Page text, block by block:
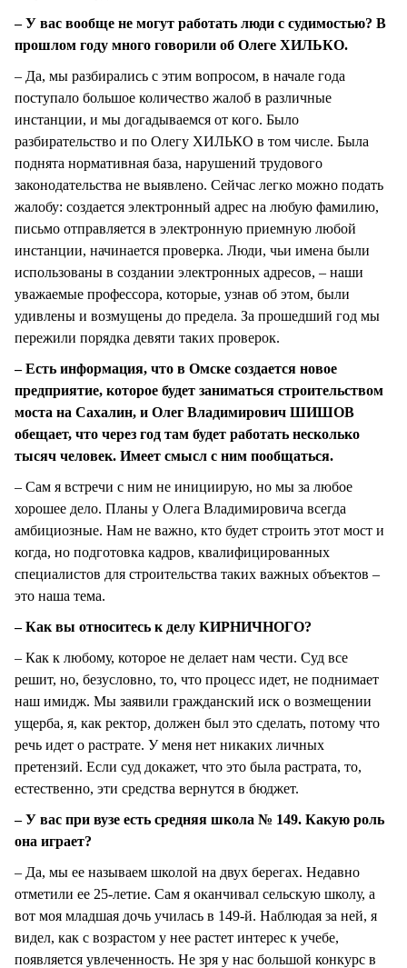
– У вас вообще не могут работать люди с судимостью? В
прошлом году много говорили об Олеге ХИЛЬКО.
– Да, мы разбирались с этим вопросом, в начале года
поступало большое количество жалоб в различные
инстанции, и мы догадываемся от кого. Было
разбирательство и по Олегу ХИЛЬКО в том числе. Была
поднята нормативная база, нарушений трудового
законодательства не выявлено. Сейчас легко можно подать
жалобу: создается электронный адрес на любую фамилию,
письмо отправляется в электронную приемную любой
инстанции, начинается проверка. Люди, чьи имена были
использованы в создании электронных адресов, – наши
уважаемые профессора, которые, узнав об этом, были
удивлены и возмущены до предела. За прошедший год мы
пережили порядка девяти таких проверок.
– Есть информация, что в Омске создается новое
предприятие, которое будет заниматься строительством
моста на Сахалин, и Олег Владимирович ШИШОВ
обещает, что через год там будет работать несколько
тысяч человек. Имеет смысл с ним пообщаться.
– Сам я встречи с ним не инициирую, но мы за любое
хорошее дело. Планы у Олега Владимировича всегда
амбициозные. Нам не важно, кто будет строить этот мост и
когда, но подготовка кадров, квалифицированных
специалистов для строительства таких важных объектов –
это наша тема.
– Как вы относитесь к делу КИРНИЧНОГО?
– Как к любому, которое не делает нам чести. Суд все
решит, но, безусловно, то, что процесс идет, не поднимает
наш имидж. Мы заявили гражданский иск о возмещении
ущерба, я, как ректор, должен был это сделать, потому что
речь идет о растрате. У меня нет никаких личных
претензий. Если суд докажет, что это была растрата, то,
естественно, эти средства вернутся в бюджет.
– У вас при вузе есть средняя школа № 149. Какую роль
она играет?
– Да, мы ее называем школой на двух берегах. Недавно
отметили ее 25-летие. Сам я оканчивал сельскую школу, а
вот моя младшая дочь училась в 149-й. Наблюдая за ней, я
видел, как с возрастом у нее растет интерес к учебе,
появляется увлеченность. Не зря у нас большой конкурс в